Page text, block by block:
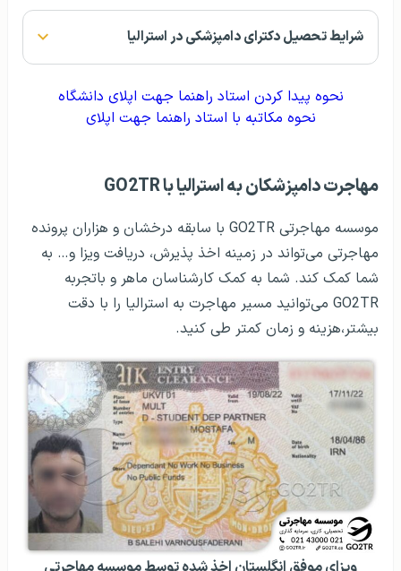
شرایط تحصیل دکترای دامپزشکی در استرالیا
نحوه پیدا کردن استاد راهنما جهت اپلای دانشگاه
نحوه مکاتبه با استاد راهنما جهت اپلای
مهاجرت دامپزشکان به استرالیا با GO2TR
موسسه مهاجرتی GO2TR با سابقه درخشان و هزاران پرونده
مهاجرتی می‌تواند در زمینه اخذ پذیرش، دریافت ویزا و… به
شما کمک کند. شما به کمک کارشناسان ماهر و باتجربه
GO2TR می‌توانید مسیر مهاجرت به استرالیا را با دقت
بیشتر،هزینه و زمان کمتر طی کنید.